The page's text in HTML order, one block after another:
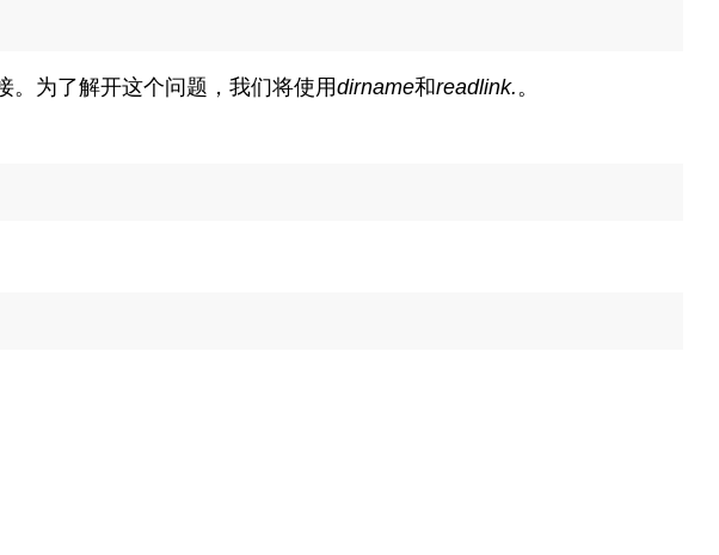
。为了解开这个问题，我们将使用dirname和readlink. 。